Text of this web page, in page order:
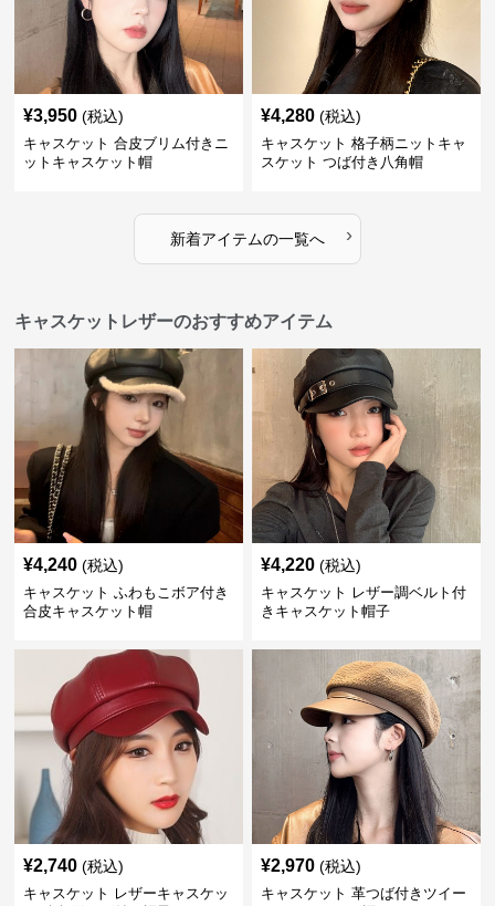
¥3,950 (税込)
キャスケット 合皮ブリム付きニ
ットキャスケット帽
¥4,280 (税込)
キャスケット 格子柄ニットキャ
スケット つば付き八角帽
新着アイテムの一覧へ ›
キャスケットレザーのおすすめアイテム
¥4,240 (税込)
キャスケット ふわもこボア付き
合皮キャスケット帽
¥4,220 (税込)
キャスケット レザー調ベルト付
きキャスケット帽子
¥2,740 (税込)
キャスケット レザーキャスケッ
¥2,970 (税込)
キャスケット 革つば付きツイー